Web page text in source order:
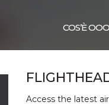
COS’È
Access the latest